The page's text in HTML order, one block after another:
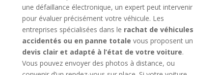
une défaillance électronique, un expert peut intervenir
pour évaluer précisément votre véhicule. Les
entreprises spécialisées dans le rachat de véhicules
accidentés ou en panne totale vous proposent un
devis clair et adapté à l’état de votre voiture.
Vous pouvez envoyer des photos à distance, ou